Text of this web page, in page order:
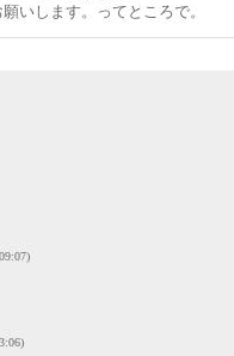
いします。ってところで。